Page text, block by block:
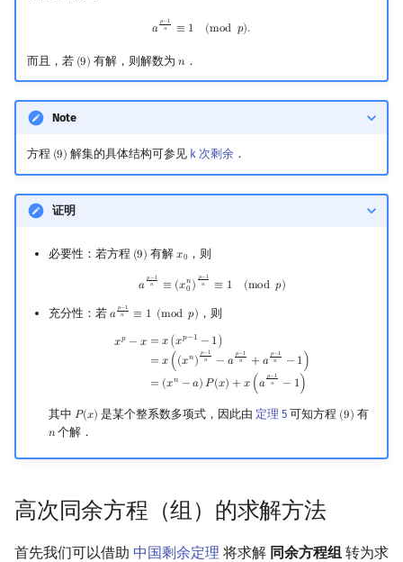
𝑎
𝑝−1
𝑛 ≡ 1 (mod 𝑝).
ap −1n≡ (modp ).
而且，若 (9)
(9) 有解，则解数为 𝑛
n．
Note
方程 (9)
(9) 解集的具体结构可参见 k 次剩余．
证明
必要性：若方程 (9)
(9) 有解 𝑥0
x0 ，则
𝑎
𝑝−1
𝑛 ≡ (𝑥𝑛
0 )
𝑝−1
𝑛 ≡ 1 (mod 𝑝)
ap− 1n ≡(x0 n)p −1 n (mod p)
充分性：若 𝑎 𝑝−1
𝑛 ≡ 1 (mod 𝑝)
ap−1 n≡1 modp ) ，则
𝑥𝑝 − 𝑥 = 𝑥(𝑥𝑝−1 − 1)
= 𝑥 ( (𝑥𝑛)
𝑝−1
𝑛 − 𝑎
𝑝−1
𝑛 + 𝑎
𝑝−1
𝑛 − 1)
= (𝑥𝑛 −𝑎)𝑃(𝑥) + 𝑥 (𝑎
𝑝−1
𝑛 − 1)
1)= x(( xn)p−1n−ap −1 n+a
其中 𝑃(𝑥)
P(x) 是某个整系数多项式，因此由 定理 5 可知方程 (9)
(9) 有
𝑛
n个解．
高次同余方程（组）的求解方法
首先我们可以借助 中国剩余定理 将求解 同余方程组 转为求